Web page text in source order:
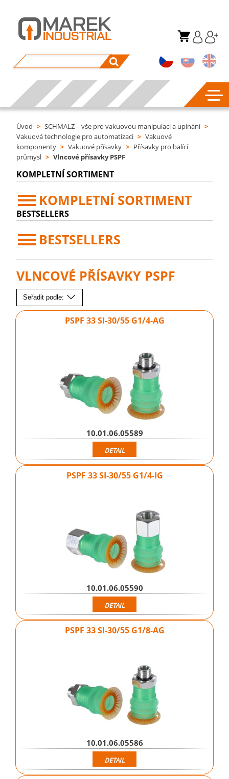
Úvod > SCHMALZ – vše pro vakuovou manipulaci a upínání >
Vakuová technologie pro automatizaci > Vakuové
komponenty > Vakuové přísavky > Přísavky pro balící
průmysl > Vlncové přísavky PSPF
KOMPLETNÍ SORTIMENT
KOMPLETNÍ SORTIMENT
BESTSELLERS
BESTSELLERS
VLNCOVÉ PŘÍSAVKY PSPF
Seřadit podle:
PSPF 33 SI-30/55 G1/4-AG
10.01.06.05589
DETAIL
PSPF 33 SI-30/55 G1/4-IG
10.01.06.05590
DETAIL
PSPF 33 SI-30/55 G1/8-AG
10.01.06.05586
DETAIL